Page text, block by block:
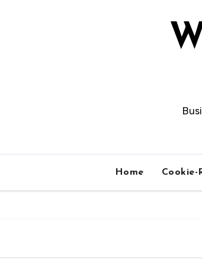
Home Cookie-